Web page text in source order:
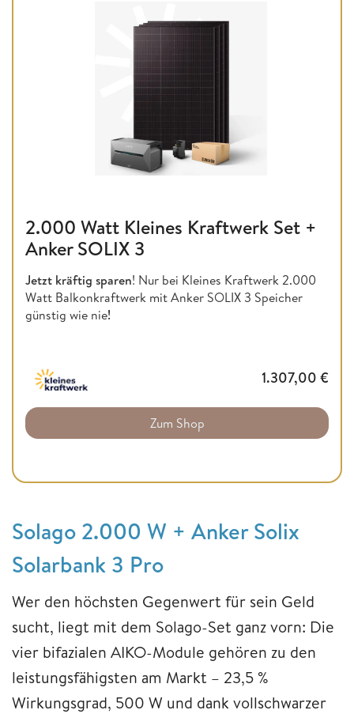
2.000 Watt Kleines Kraftwerk Set +
Anker SOLIX 3
Jetzt kräftig sparen! Nur bei Kleines Kraftwerk 2.000
Watt Balkonkraftwerk mit Anker SOLIX 3 Speicher
günstig wie nie!
1.307,00 €
Zum Shop
Solago 2.000 W + Anker Solix
Solarbank 3 Pro
Wer den höchsten Gegenwert für sein Geld
sucht, liegt mit dem Solago-Set ganz vorn: Die
vier bifazialen AIKO-Module gehören zu den
leistungsfähigsten am Markt – 23,5 %
Wirkungsgrad, 500 W und dank vollschwarzer